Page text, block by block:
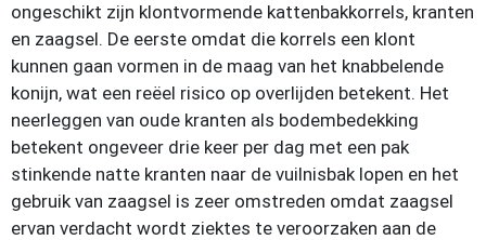
ongeschikt zijn klontvormende kattenbakkorrels, kranten
en zaagsel. De eerste omdat die korrels een klont
kunnen gaan vormen in de maag van het knabbelende
konijn, wat een reëel risico op overlijden betekent. Het
neerleggen van oude kranten als bodembedekking
betekent ongeveer drie keer per dag met een pak
stinkende natte kranten naar de vuilnisbak lopen en het
gebruik van zaagsel is zeer omstreden omdat zaagsel
ervan verdacht wordt ziektes te veroorzaken aan de